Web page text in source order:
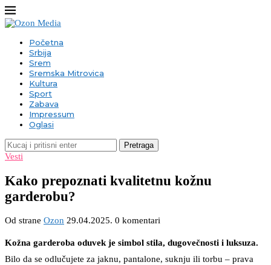
Početna
Srbija
Srem
Sremska Mitrovica
Kultura
Sport
Zabava
Impressum
Oglasi
Pretraga
Vesti
Kako prepoznati kvalitetnu kožnu
garderobu?
Od strane Ozon 29.04.2025. 0 komentari
Kožna garderoba oduvek je simbol stila, dugovečnosti i luksuza.
Bilo da se odlučujete za jaknu, pantalone, suknju ili torbu – prava